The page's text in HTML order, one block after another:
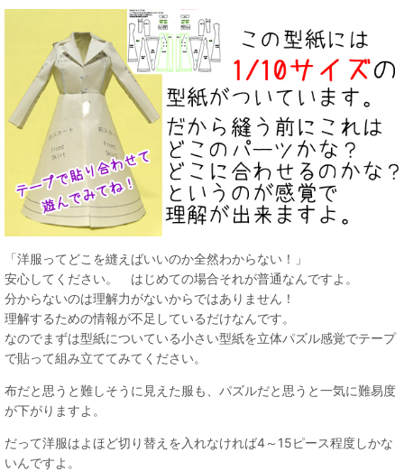
「洋服ってどこを縫えばいいのか全然わからない！」
安心してください。 はじめての場合それが普通なんですよ。
分からないのは理解力がないからではありません！
理解するための情報が不足しているだけなんです。
なのでまずは型紙についている小さい型紙を立体パズル感覚でテープ
で貼って組み立ててみてください。
布だと思うと難しそうに見えた服も、パズルだと思うと一気に難易度
が下がりますよ。
だって洋服はよほど切り替えを入れなければ4～15ピース程度しかな
いんですよ。